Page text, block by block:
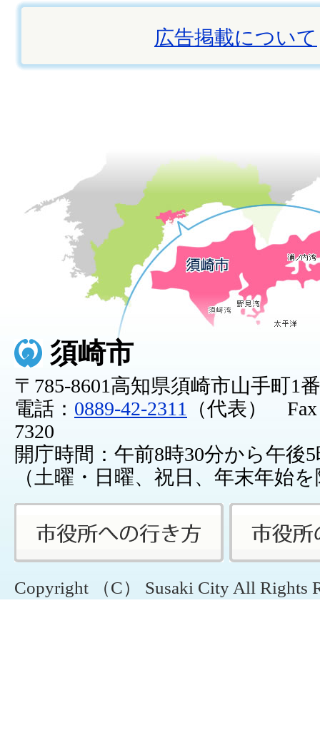
広告掲載について
須崎市
〒785-8601高知県須崎市山手町1
電話： 0889-42-2311
（代表） Fax
7320
開庁時間：午前8時30分から午後
（土曜・日曜、祝日、年末年始
Copyright （C） Susaki City All Rights